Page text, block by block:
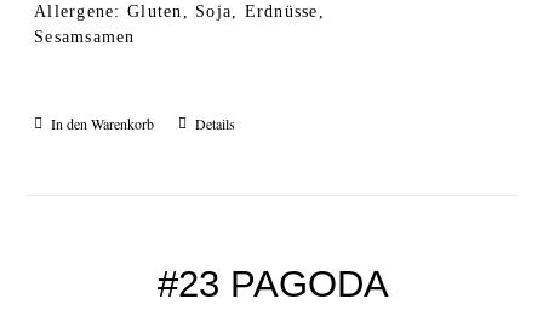
Allergene: Gluten, Soja, Erdnüsse,
Sesamsamen
In den Warenkorb Details
#23 PAGODA